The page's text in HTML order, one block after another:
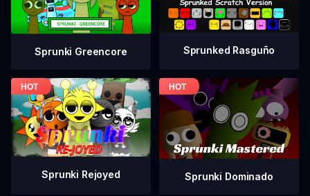
Sprunki Greencore Sprunked Rasguño
Sprunki Rejoyed Sprunki Dominado